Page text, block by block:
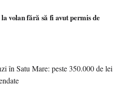
volan fără să fi avut permis de